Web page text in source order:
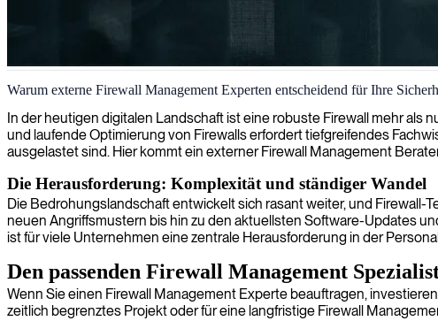
Firewall-Spezialist
Warum externe Firewall Management Experten entscheidend für Ihre
In der heutigen digitalen Landschaft ist eine robuste Firewall mehr als
und laufende Optimierung von Firewalls erfordert tiefgreifendes
ausgelastet sind. Hier kommt ein externer Firewall Management
Die Herausforderung: Komplexität und ständiger Wandel
Die Bedrohungslandschaft entwickelt sich rasant weiter, und
neuen Angriffsmustern bis hin zu den aktuellsten Software-Updates
ist für viele Unternehmen eine zentrale Herausforderung in der
Den passenden Firewall Management
Wenn Sie einen Firewall Management Experte beauftragen,
zeitlich begrenztes Projekt oder für eine langfristige Firewall